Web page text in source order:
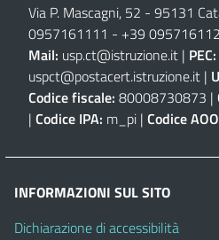
Via P. Mascagni, 52 - 95131
0957161111 - +39
Mail: usp.ct@istruzione.it | PEC:
uspct@postacert.istruzione.it |
Codice fiscale: 80008730873 |
| Codice IPA: m_pi | Codice
INFORMAZIONI SUL SITO
Dichiarazione di accessibilità